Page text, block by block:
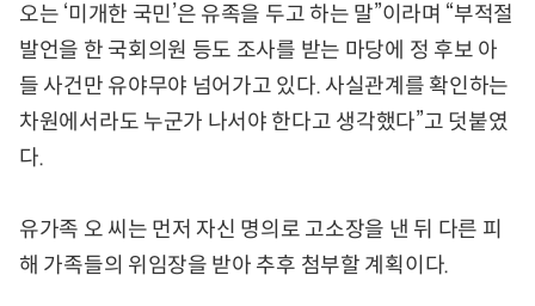
오는 ‘미개한 국민’은 유족을 두고 하는 말”이라며 “부적절
발언을 한 국회의원 등도 조사를 받는 마당에 정 후보 아
들 사건만 유야무야 넘어가고 있다. 사실관계를 확인하는
차원에서라도 누군가 나서야 한다고 생각했다”고 덧붙였
다.
유가족 오 씨는 먼저 자신 명의로 고소장을 낸 뒤 다른 피
해 가족들의 위임장을 받아 추후 첨부할 계획이다.